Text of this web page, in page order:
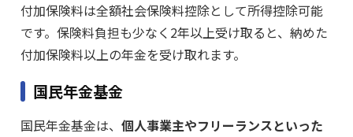
付加保険料は全額社会保険料控除として所得控除可能
です。保険料負担も少なく2年以上受け取ると、納めた
付加保険料以上の年金を受け取れます。
国民年金基金
国民年金基金は、 個人事業主やフリーランスといった